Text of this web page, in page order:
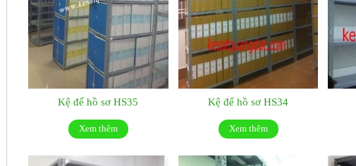
Kệ để hồ sơ HS35
Xem thêm
Kệ để hồ sơ HS34
Xem thêm